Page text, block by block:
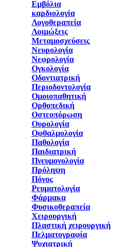
Εμβόλια
καρδιολογία
Λογοθεραπεία
Λοιμώξεις
Μεταμοσχεύσεις
Νευρολογία
Νεφρολογία
Ογκολογία
Οδοντιατρική
Περιοδοντολογία
Ομοιοπαθητική
Ορθοπεδική
Οστεοπόρωση
Ουρολογία
Οφθαλμολογία
Παθολογία
Παιδιατρική
Πνευμονολογία
Πρόληψη
Πόνος
Ρευματολογία
Φάρμακα
Φυσικοθεραπεία
Χειρουργική
Πλαστική χειρουργική
Πελματογραφία
Ψυχιατρική